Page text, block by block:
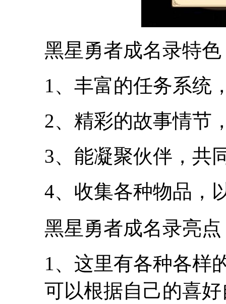
黑星勇者成名录特色
1、丰富的任务系统
2、精彩的故事情节
3、能凝聚伙伴，共
4、收集各种物品，
黑星勇者成名录亮点
1、这里有各种各样
可以根据自己的喜